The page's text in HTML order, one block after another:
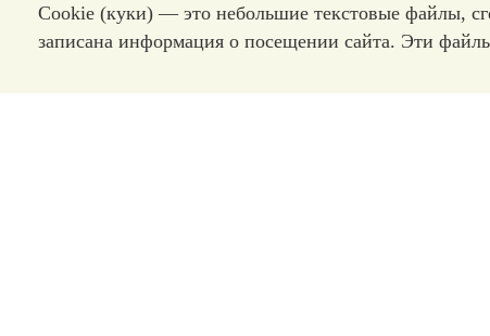
Сookie (куки) — это небольшие текстовые файлы,
записана информация о посещении сайта. Эти